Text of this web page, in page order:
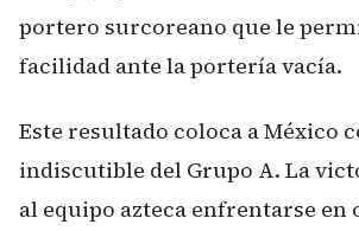
portero surcoreano que le
facilidad ante la portería vacía.
Este resultado coloca a México
indiscutible del Grupo A. La
al equipo azteca enfrentarse en